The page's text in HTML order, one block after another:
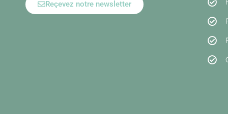
Reçevez notre newsletter